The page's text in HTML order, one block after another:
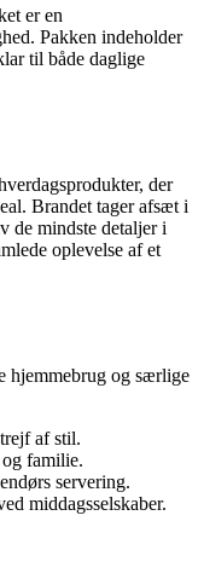
er en
Pakken indeholder
til både daglige
der
Brandet tager afsæt i
de mindste detaljer i
oplevelse af et
hjemmebrug og særlige
af stil.
familie.
servering.
middagsselskaber.